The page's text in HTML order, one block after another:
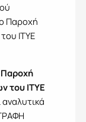
Παροχή
ΙΤΥΕ
Παροχή
του ΙΤΥΕ